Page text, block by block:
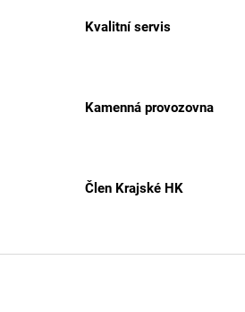
Kvalitní servis
Kamenná provozovna
Člen Krajské HK